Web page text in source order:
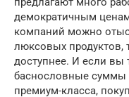
демократичным
компаний можно
люксовых продуктов,
доступнее. И если вы
баснословные суммы
премиум-класса,